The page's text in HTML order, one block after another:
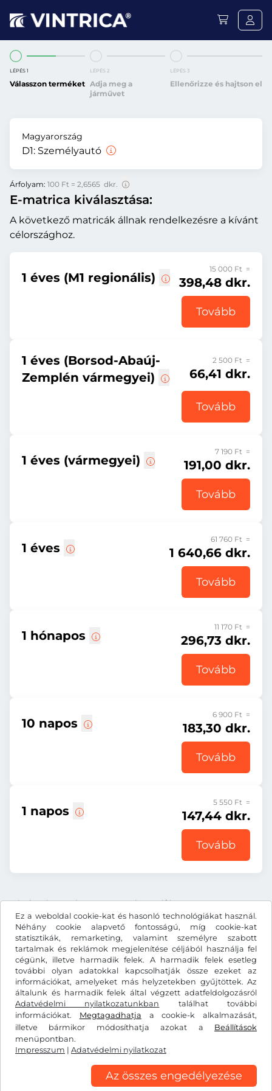
Ez a weboldal cookie-kat és hasonló technológiákat használ.
Néhány cookie alapvető fontosságú, míg cookie-kat
statisztikák, remarketing, valamint személyre szabott
tartalmak és reklámok megjelenítése céljából használja fel
cégünk, illetve harmadik felek. A harmadik felek esetleg
további olyan adatokkal kapcsolhatják össze ezeket az
információkat, amelyeket más helyzetekben gyűjtöttek. Az
általunk és harmadik felek által végzett adatfeldolgozásról
Adatvédelmi nyilatkozatunkban találhat további
információkat. Megtagadhatja a cookie-k alkalmazását,
illetve bármikor módosíthatja azokat a Beállítások
menüpontban.
Impresszum | Adatvédelmi nyilatkozat
Az összes engedélyezése
LÉPÉS 1
Válasszon terméket
LÉPÉS 2
Adja meg a
járművet
LÉPÉS 3
Ellenőrizze és hajtson el
Magyarország
D1: Személyautó
Árfolyam: 100 Ft = 2,6565 dkr.
E-matrica kiválasztása:
A következő matricák állnak rendelkezésre a kívánt
célországhoz.
1 éves (M1 regionális)
15 000 Ft =
398,48 dkr.
Tovább
1 éves (Borsod-Abaúj-
Zemplén vármegyei)
2 500 Ft =
66,41 dkr.
Tovább
1 éves (vármegyei)
7 190 Ft =
191,00 dkr.
Tovább
1 éves
61 760 Ft =
1 640,66 dkr.
Tovább
1 hónapos
11 170 Ft =
296,73 dkr.
Tovább
10 napos
6 900 Ft =
183,30 dkr.
Tovább
1 napos
5 550 Ft =
147,44 dkr.
Tovább
Minden ár tartalmazza a törvényes áfát.
dkr.DKK
Facebook Instagram
Általános szerződési feltételek/elállási jog
Adatvédelmi nyilatkozat
Cookie-beállítások